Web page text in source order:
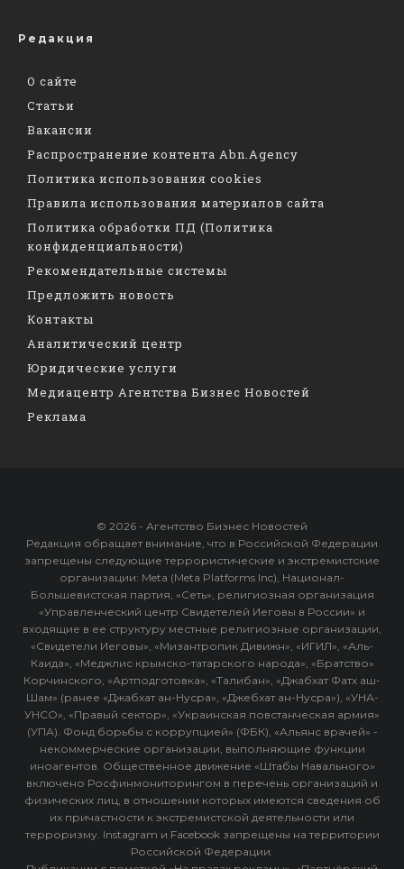
Редакция
О сайте
Статьи
Вакансии
Распространение контента Abn.Agency
Политика использования cookies
Правила использования материалов сайта
Политика обработки ПД (Политика
конфиденциальности)
Рекомендательные системы
Предложить новость
Контакты
Аналитический центр
Юридические услуги
Медиацентр Агентства Бизнес Новостей
Реклама
© 2026 - Агентство Бизнес Новостей
Редакция обращает внимание, что в Российской Федерации
запрещены следующие террористические и экстремистские
организации: Meta (Meta Platforms Inc), Национал-
Большевистская партия, «Сеть», религиозная организация
«Управленческий центр Свидетелей Иеговы в России» и
входящие в ее структуру местные религиозные организации,
«Свидетели Иеговы», «Мизантропик Дивижн», «ИГИЛ», «Аль-
Каида», «Меджлис крымско-татарского народа», «Братство»
Корчинского, «Артподготовка», «Талибан», «Джабхат Фатх аш-
Шам» (ранее «Джабхат ан-Нусра», «Джебхат ан-Нусра»), «УНА-
УНСО», «Правый сектор», «Украинская повстанческая армия»
(УПА). Фонд борьбы с коррупцией» (ФБК), «Альянс врачей» -
некоммерческие организации, выполняющие функции
иноагентов. Общественное движение «Штабы Навального»
включено Росфинмониторингом в перечень организаций и
физических лиц, в отношении которых имеются сведения об
их причастности к экстремистской деятельности или
терроризму. Instagram и Facebook запрещены на территории
Российской Федерации.